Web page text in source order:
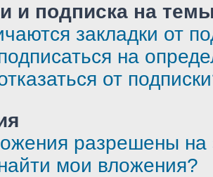
и подписка на
закладки от
на
от
разрешены
мои вложения?